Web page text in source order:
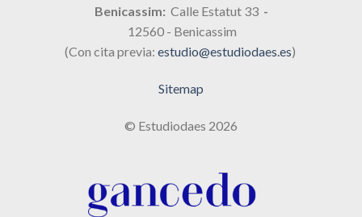
Benicassim: Calle Estatut 33 -
12560 - Benicassim
(Con cita previa: estudio@estudiodaes.es)
Sitemap
© Estudiodaes 2026